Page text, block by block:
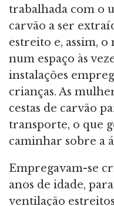
trabalhada com o
carvão a ser
estreito e, assim,
num espaço às
instalações
crianças. As
cestas de carvão
transporte, o que
caminhar sobre a
Empregavam-se
anos de idade,
ventilação